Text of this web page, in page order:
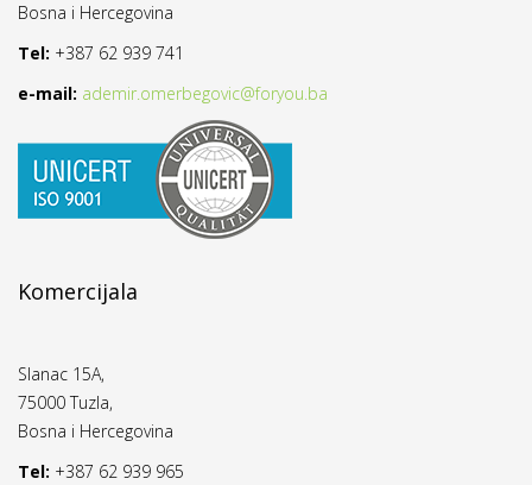
Bosna i Hercegovina
Tel: +387 62 939 741
e-mail: ademir.omerbegovic@foryou.ba
Komercijala
Slanac 15A,
75000 Tuzla,
Bosna i Hercegovina
Tel: +387 62 939 965